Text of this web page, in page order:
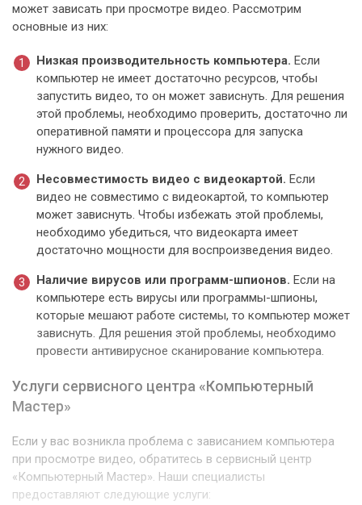
может зависать при просмотре видео. Рассмотрим
основные из них:
Низкая производительность компьютера. Если
компьютер не имеет достаточно ресурсов, чтобы
запустить видео, то он может зависнуть. Для решения
этой проблемы, необходимо проверить, достаточно ли
оперативной памяти и процессора для запуска
нужного видео.
Несовместимость видео с видеокартой. Если
видео не совместимо с видеокартой, то компьютер
может зависнуть. Чтобы избежать этой проблемы,
необходимо убедиться, что видеокарта имеет
достаточно мощности для воспроизведения видео.
Наличие вирусов или программ-шпионов. Если на
компьютере есть вирусы или программы-шпионы,
которые мешают работе системы, то компьютер может
зависнуть. Для решения этой проблемы, необходимо
провести антивирусное сканирование компьютера.
Услуги сервисного центра «Компьютерный
Мастер»
Если у вас возникла проблема с зависанием компьютера
при просмотре видео, обратитесь в сервисный центр
«Компьютерный Мастер». Наши специалисты
предоставляют следующие услуги: